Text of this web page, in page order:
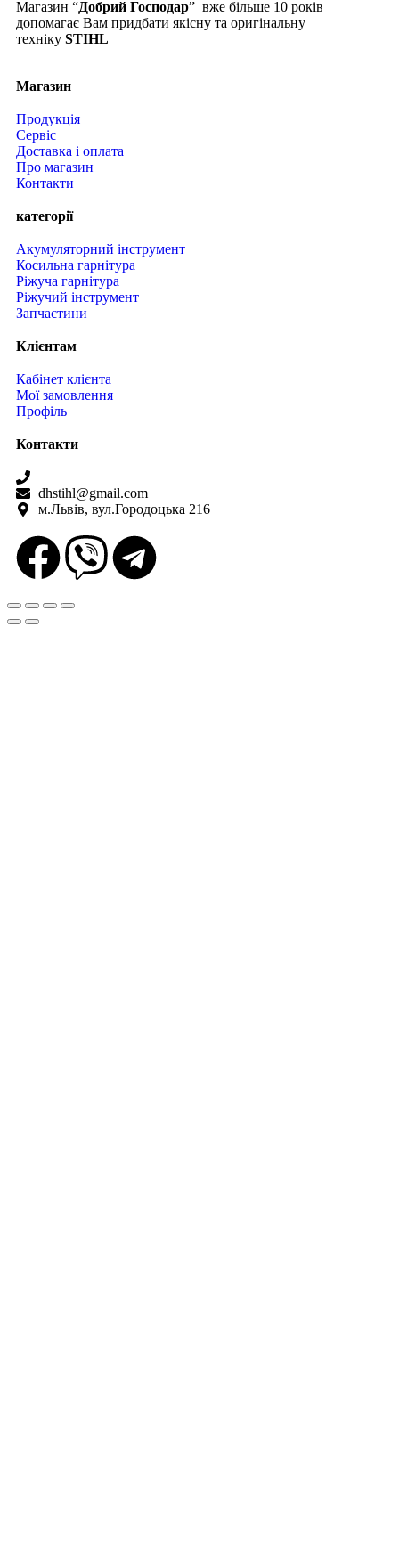
Магазин “Добрий Господар” вже більше 10 років
допомагає Вам придбати якісну та оригінальну
техніку STIHL
Магазин
Продукція
Сервіс
Доставка і оплата
Про магазин
Контакти
категорії
Акумуляторний інструмент
Косильна гарнітура
Ріжуча гарнітура
Ріжучий інструмент
Запчастини
Клієнтам
Кабінет клієнта
Мої замовлення
Профіль
Контакти
dhstihl@gmail.com
м.Львів, вул.Городоцька 216